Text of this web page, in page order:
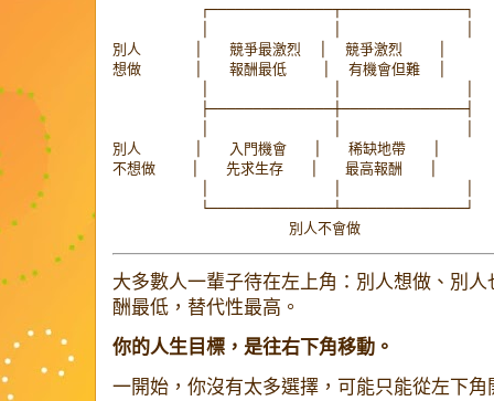
          ┌──────────────┬──────────────┐
別人      │   競爭最激烈  │  競爭激烈    │
想做      │   報酬最低    │  有機會但難  │
          ├──────────────┼──────────────┤
別人      │   入門機會   │   稀缺地帶   │
不想做    │   先求生存   │   最高報酬   │
          └──────────────┴──────────────┘
大多數人一輩子待在左上角：別人想做、別
酬最低，替代性最高。
你的人生目標，是往右下角移動。
一開始，你沒有太多選擇，可能只能從左下